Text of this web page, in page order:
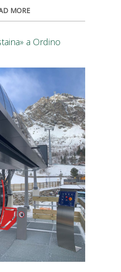
MORE
a Ordino